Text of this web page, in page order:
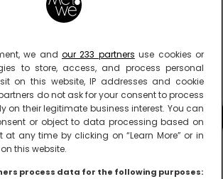
we and our 233 partners use cookies or
to store, access, and process personal
on this website, IP addresses and cookie
do not ask for your consent to process
on their legitimate business interest. You can
or object to data processing based on
at any time by clicking on “Learn More” or in
this website.
process data for the following purposes: